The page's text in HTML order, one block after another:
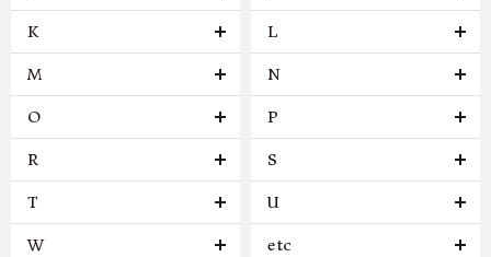
K L
M N
O P
R S
T U
W etc